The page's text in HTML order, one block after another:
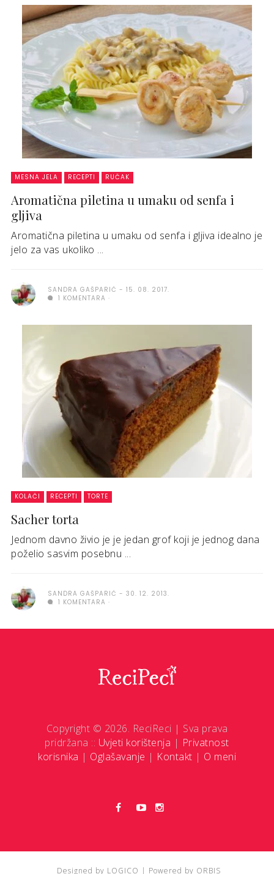
MESNA JELA RECEPTI RUČAK
Aromatična piletina u umaku od senfa i
gljiva
Aromatična piletina u umaku od senfa i gljiva idealno je
jelo za vas ukoliko ...
SANDRA GAŠPARIĆ
15. 08. 2017.
1 KOMENTARA
KOLAČI RECEPTI TORTE
Sacher torta
Jednom davno živio je je jedan grof koji je jednog dana
poželio sasvim posebnu ...
SANDRA GAŠPARIĆ
30. 12. 2013.
1 KOMENTARA
Copyright © 2026. ReciReci | Sva prava
pridržana :: Uvjeti korištenja | Privatnost
korisnika | Oglašavanje | Kontakt | O meni
Designed by LOGICO | Powered by ORBIS